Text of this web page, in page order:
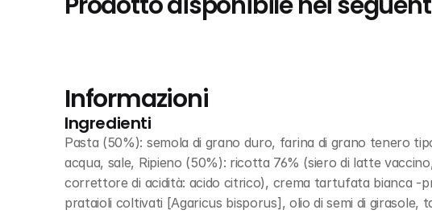
Informazioni
Ingredienti
Pasta (50%): semola di grano duro, farina di grano tenero
acqua, sale, Ripieno (50%): ricotta 76% (siero di latte
correttore di acidità: acido citrico), crema tartufata bianca -
prataioli coltivati [Agaricus bisporus], olio di semi di